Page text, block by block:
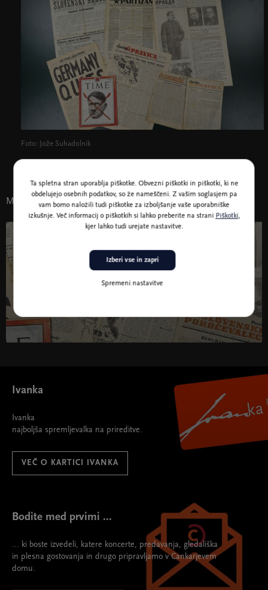
Foto: Jože Suhadolnik
Morda vas zanima tudi
Šest let vojne, en dan osvoboditve
Ivanka
Ivanka
najboljša spremljevalka na prireditve.
VEČ O KARTICI IVANKA
Bodite med prvimi ...
... ki boste izvedeli, katere koncerte, predavanja, gledališka
in plesna gostovanja in drugo pripravljamo v Cankarjevem
domu.
Ta spletna stran uporablja piškotke. Obvezni piškotki in piškotki, ki ne
obdelujejo osebnih podatkov, so že nameščeni. Z vašim soglasjem pa
vam bomo naložili tudi piškotke za izboljšanje vaše uporabniške
izkušnje. Več informacij o piškotkih si lahko preberite na strani Piškotki,
kjer lahko tudi urejate nastavitve.
Spremeni nastavitve
Izberi vse in zapri